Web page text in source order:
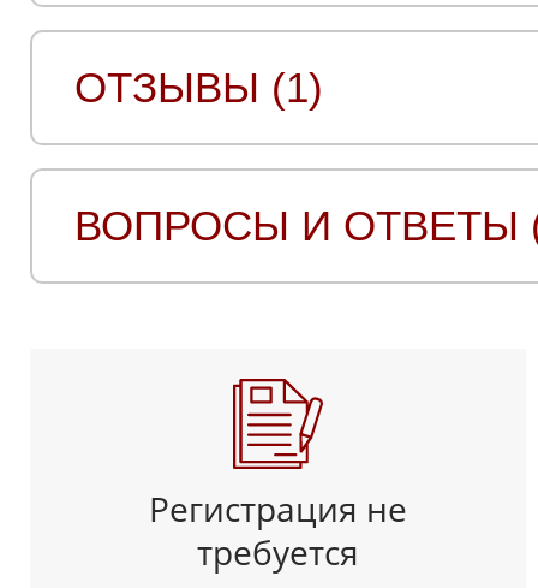
ОТЗЫВЫ (1)
ВОПРОСЫ И ОТВЕТЫ
Регистрация не
требуется